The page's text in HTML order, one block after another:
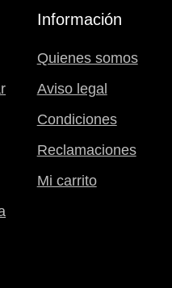
Información
Quienes somos
Aviso legal
Condiciones
Reclamaciones
Mi carrito